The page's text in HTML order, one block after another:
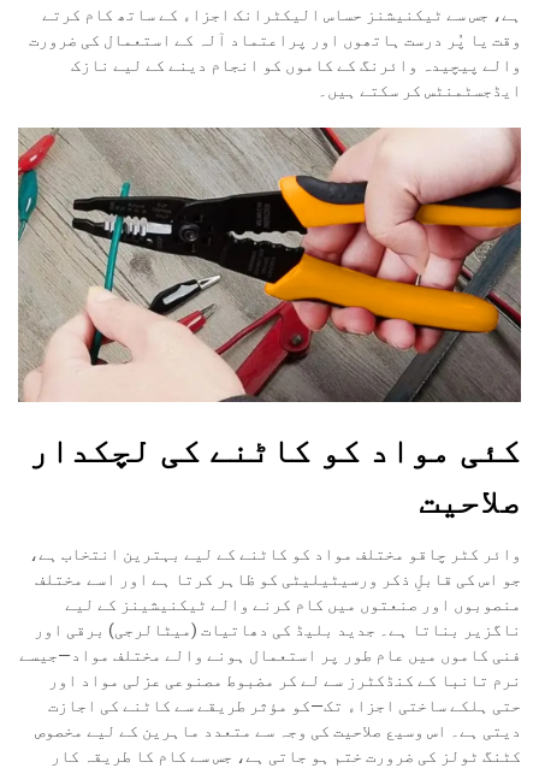
ہے، جس سے ٹیکنیشنز حساس الیکٹرانک اجزاء کے ساتھ کام کرتے
وقت یا پُر درست ہاتھوں اور پراعتماد آلہ کے استعمال کی ضرورت
والے پیچیدہ وائرنگ کے کاموں کو انجام دینے کے لیے نازک
ایڈجسٹمنٹس کر سکتے ہیں۔
کئی مواد کو کاٹنے کی لچکدار
صلاحیت
وائر کٹر چاقو مختلف مواد کو کاٹنے کے لیے بہترین انتخاب ہے،
جو اس کی قابلِ ذکر ورسیٹیلیٹی کو ظاہر کرتا ہے اور اسے مختلف
منصوبوں اور صنعتوں میں کام کرنے والے ٹیکنیشینز کے لیے
ناگزیر بناتا ہے۔ جدید بلیڈ کی دھاتیات (میٹالرجی) برقی اور
فنی کاموں میں عام طور پر استعمال ہونے والے مختلف مواد—جیسے
نرم تانبا کے کنڈکٹرز سے لے کر مضبوط مصنوعی عزلی مواد اور
حتی ہلکے ساختی اجزاء تک—کو مؤثر طریقے سے کاٹنے کی اجازت
دیتی ہے۔ اس وسیع صلاحیت کی وجہ سے متعدد ماہرین کے لیے مخصوص
کٹنگ ٹولز کی ضرورت ختم ہو جاتی ہے، جس سے کام کا طریقہ کار